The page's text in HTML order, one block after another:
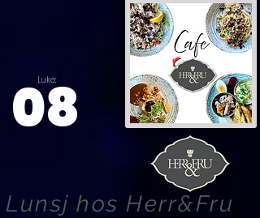
Luke:
08
Lunsj hos Herr&Fru